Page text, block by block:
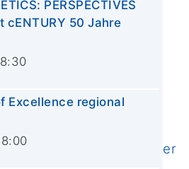
School of Oncology
Mitglieder
Integrierte Onkologie
Kooperationspartner
PERSPECTIVES
cENTURY 50 Jahre
Excellence regional